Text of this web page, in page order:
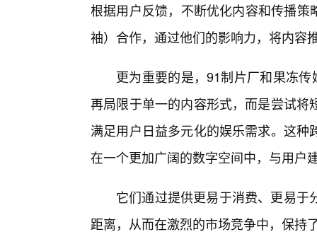
根据用户反馈，不断优化内容和传播
袖）合作，通过他们的影响力，将内容
更为重要的是，91制片厂和果冻
再局限于单一的内容形式，而是尝试
满足用户日益多元化的娱乐需求。这
在一个更加广阔的数字空间中，与用户
它们通过提供更易于消费、更易
距离，从而在激烈的市场竞争中，保持